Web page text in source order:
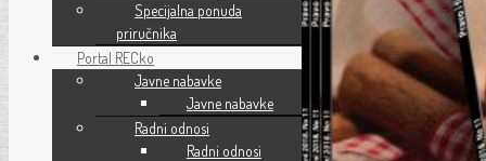
Specijalna ponuda
priručnika
Portal RECko
Javne nabavke
Javne nabavke
Radni odnosi
Radni odnosi